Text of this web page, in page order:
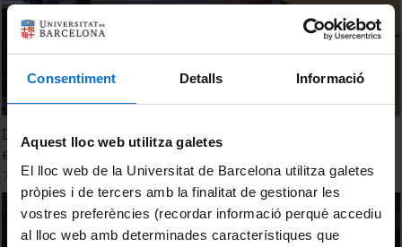
Consentiment Detalls Informació
Aquest lloc web utilitza galetes
El lloc web de la Universitat de Barcelona utilitza galetes
pròpies i de tercers amb la finalitat de gestionar les
vostres preferències (recordar informació perquè accediu
al lloc web amb determinades característiques que
Diàlegs Alumni - Vacunes: 200 anys d'història i tres
exemples
7 February, 2024